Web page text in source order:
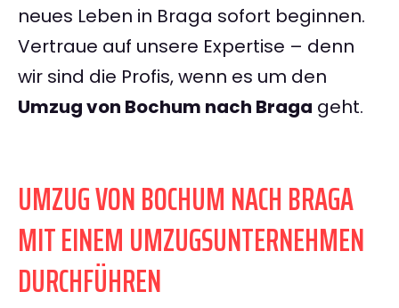
neues Leben in Braga sofort beginnen.
Vertraue auf unsere Expertise – denn
wir sind die Profis, wenn es um den
Umzug von Bochum nach Braga geht.
UMZUG VON BOCHUM NACH BRAGA
MIT EINEM UMZUGSUNTERNEHMEN
DURCHFÜHREN